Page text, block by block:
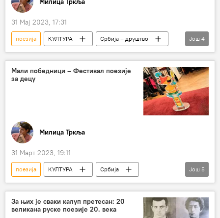
31 Мај 2023, 17:31
поезија КУЛТУРА
Србија – друштво
Култура
награда
Иво Андрић
Енес Халиловић
Још 4
Мали победници – Фестивал поезије
за децу
Милица Тркља
31 Март 2023, 19:11
поезија КУЛТУРА
Србија
Култура
Друштво
Љубивоје Ршумовић
деца
основна школа
Још 5
За њих је сваки калуп претесан: 20
великана руске поезије 20. века